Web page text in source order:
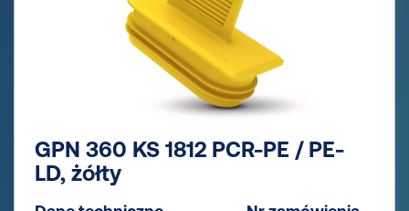
GPN 360 KS 1812 PCR-PE / PE-
LD, żółty